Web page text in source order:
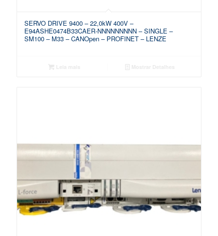
SERVO DRIVE 9400 – 22,0kW 400V –
E94ASHE0474B33CAER-NNNNNNNNN – SINGLE –
SM100 – M33 – CANOpen – PROFINET – LENZE